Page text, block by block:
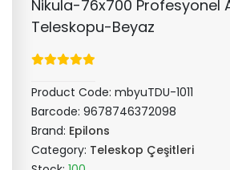
Nikula-76x700 Profesyonel
Teleskopu-Beyaz
Product Code: mbyuTDU-1011
Barcode: 9678746372098
Brand: Epilons
Category: Teleskop Çeşitleri